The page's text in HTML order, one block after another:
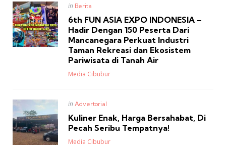
Posted
in
in Berita
6th FUN ASIA EXPO INDONESIA –
Hadir Dengan 150 Peserta Dari
Mancanegara Perkuat Industri
Taman Rekreasi dan Ekosistem
Pariwisata di Tanah Air
Posted
Media Cibubur
Posted
in Advertorial
Kuliner Enak, Harga Bersahabat, Di
Pecah Seribu Tempatnya!
Posted
Media Cibubur